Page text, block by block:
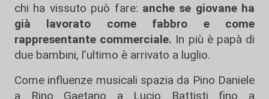
chi ha vissuto può fare: anche se giovane ha
già lavorato come fabbro e come
rappresentante commerciale. In più è papà di
due bambini, l’ultimo è arrivato a luglio.
Come influenze musicali spazia da Pino Daniele
a Rino Gaetano a Lucio Battisti fino a